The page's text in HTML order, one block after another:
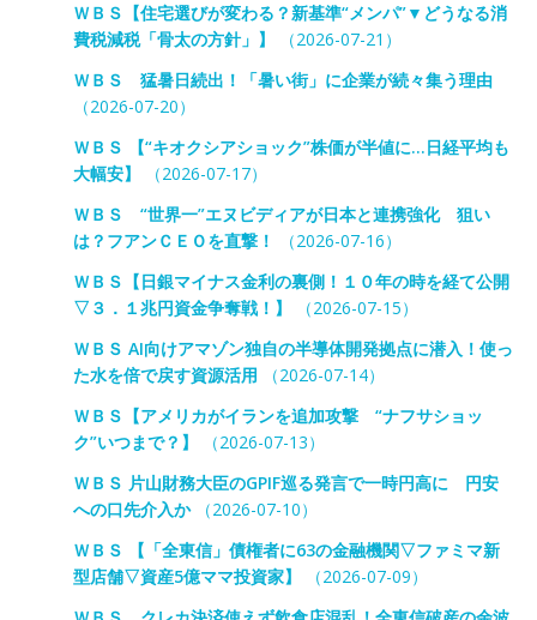
ＷＢＳ【住宅選びが変わる？新基準“メンパ”▼どうなる消
費税減税「骨太の方針」】
（2026-07-21）
ＷＢＳ 猛暑日続出！「暑い街」に企業が続々集う理由
（2026-07-20）
ＷＢＳ 【“キオクシアショック”株価が半値に…日経平均も
大幅安】
（2026-07-17）
ＷＢＳ “世界一”エヌビディアが日本と連携強化 狙い
は？フアンＣＥＯを直撃！
（2026-07-16）
ＷＢＳ【日銀マイナス金利の裏側！１０年の時を経て公開
▽３．１兆円資金争奪戦！】
（2026-07-15）
ＷＢＳ AI向けアマゾン独自の半導体開発拠点に潜入！使っ
た水を倍で戻す資源活用 （2026-07-14）
ＷＢＳ【アメリカがイランを追加攻撃 “ナフサショッ
ク”いつまで？】
（2026-07-13）
ＷＢＳ 片山財務大臣のGPIF巡る発言で一時円高に 円安
への口先介入か（2026-07-10）
ＷＢＳ 【「全東信」債権者に63の金融機関▽ファミマ新
型店舗▽資産5億ママ投資家】
（2026-07-09）